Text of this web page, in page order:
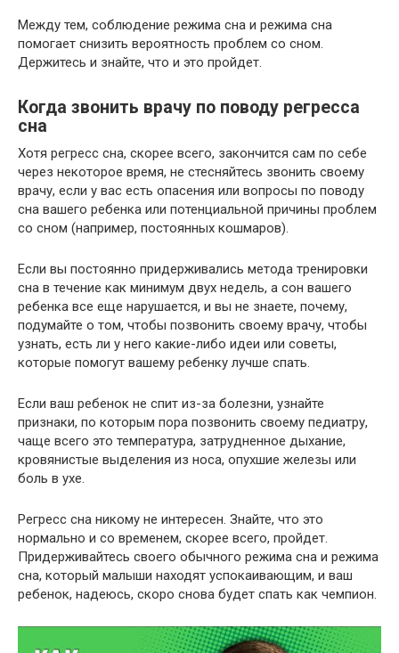
Между тем, соблюдение режима сна и режима сна
помогает снизить вероятность проблем со сном.
Держитесь и знайте, что и это пройдет.
Когда звонить врачу по поводу регресса
сна
Хотя регресс сна, скорее всего, закончится сам по себе
через некоторое время, не стесняйтесь звонить своему
врачу, если у вас есть опасения или вопросы по поводу
сна вашего ребенка или потенциальной причины проблем
со сном (например, постоянных кошмаров).
Если вы постоянно придерживались метода тренировки
сна в течение как минимум двух недель, а сон вашего
ребенка все еще нарушается, и вы не знаете, почему,
подумайте о том, чтобы позвонить своему врачу, чтобы
узнать, есть ли у него какие-либо идеи или советы,
которые помогут вашему ребенку лучше спать.
Если ваш ребенок не спит из-за болезни, узнайте
признаки, по которым пора позвонить своему педиатру,
чаще всего это температура, затрудненное дыхание,
кровянистые выделения из носа, опухшие железы или
боль в ухе.
Регресс сна никому не интересен. Знайте, что это
нормально и со временем, скорее всего, пройдет.
Придерживайтесь своего обычного режима сна и режима
сна, который малыши находят успокаивающим, и ваш
ребенок, надеюсь, скоро снова будет спать как чемпион.